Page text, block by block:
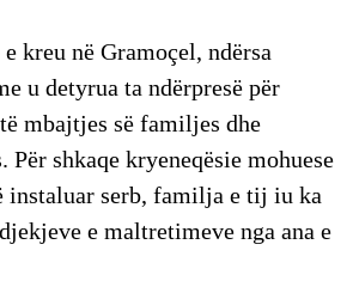
kreu në Gramoçel, ndërsa
u detyrua ta ndërpresë për
mbajtjes së familjes dhe
shkaqe kryeneqësie mohuese
instaluar serb, familja e tij iu ka
e maltretimeve nga ana e